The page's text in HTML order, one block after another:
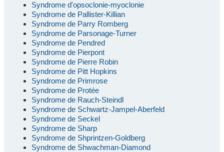
Syndrome d'opsoclonie-myoclonie
Syndrome de Pallister-Killian
Syndrome de Parry Romberg
Syndrome de Parsonage-Turner
Syndrome de Pendred
Syndrome de Pierpont
Syndrome de Pierre Robin
Syndrome de Pitt Hopkins
Syndrome de Primrose
Syndrome de Protée
Syndrome de Rauch-Steindl
Syndrome de Schwartz-Jampel-Aberfeld
Syndrome de Seckel
Syndrome de Sharp
Syndrome de Shprintzen-Goldberg
Syndrome de Shwachman-Diamond